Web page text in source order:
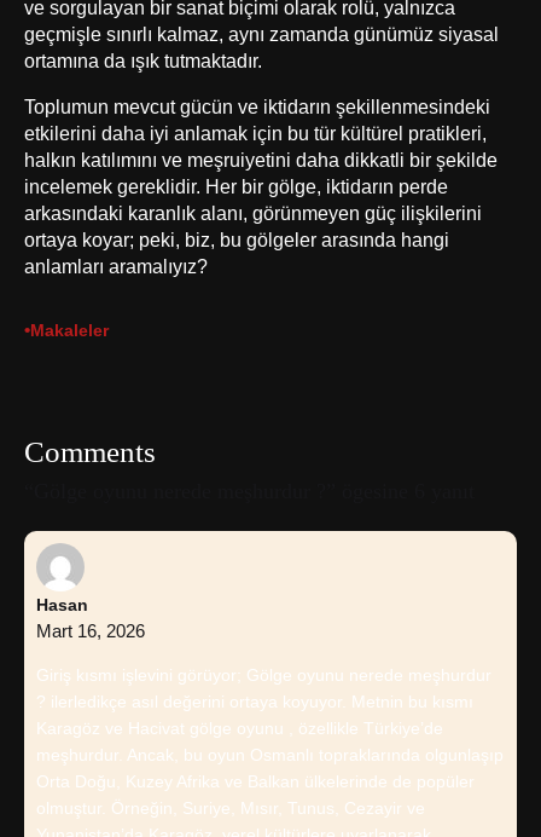
ve sorgulayan bir sanat biçimi olarak rolü, yalnızca
geçmişle sınırlı kalmaz, aynı zamanda günümüz siyasal
ortamına da ışık tutmaktadır.
Toplumun mevcut gücün ve iktidarın şekillenmesindeki
etkilerini daha iyi anlamak için bu tür kültürel pratikleri,
halkın katılımını ve meşruiyetini daha dikkatli bir şekilde
incelemek gereklidir. Her bir gölge, iktidarın perde
arkasındaki karanlık alanı, görünmeyen güç ilişkilerini
ortaya koyar; peki, biz, bu gölgeler arasında hangi
anlamları aramalıyız?
•Makaleler
Comments
Hasan
Mart 16, 2026
Giriş kısmı işlevini görüyor; Gölge oyunu nerede meşhurdur
? ilerledikçe asıl değerini ortaya koyuyor. Metnin bu kısmı
Karagöz ve Hacivat gölge oyunu , özellikle Türkiye’de
meşhurdur. Ancak, bu oyun Osmanlı topraklarında olgunlaşıp
Orta Doğu, Kuzey Afrika ve Balkan ülkelerinde de popüler
olmuştur. Örneğin, Suriye, Mısır, Tunus, Cezayir ve